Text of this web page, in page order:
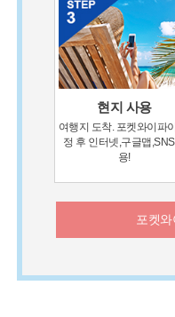
현지 사용
여행지 도착. 포켓와이파
정 후 인터넷,구글맵
용!
포켓와